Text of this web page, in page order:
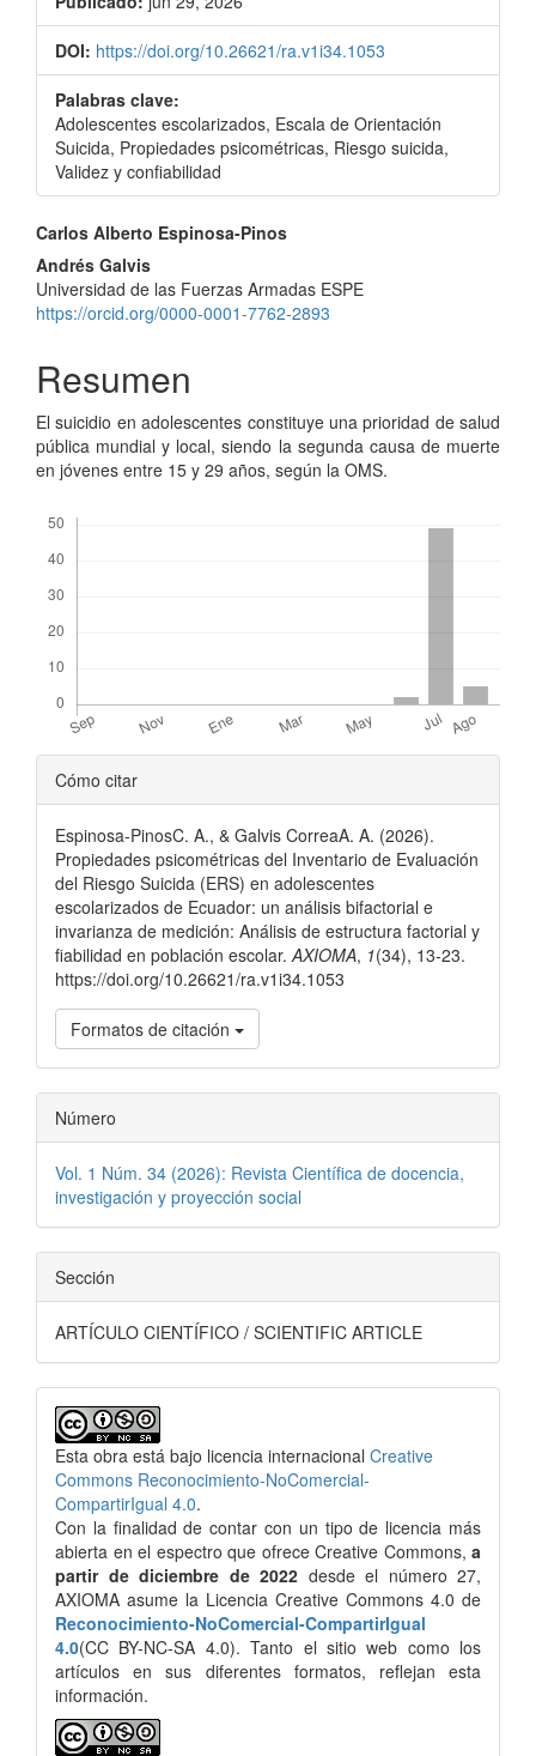
DOI: https://doi.org/10.26621/ra.v1i34.1053
Palabras clave:
Adolescentes escolarizados, Escala de Orientación
Suicida, Propiedades psicométricas, Riesgo suicida,
Validez y confiabilidad
Contenido
principal
del
artículo
Carlos Alberto Espinosa-Pinos
Andrés Galvis
Universidad de las Fuerzas Armadas ESPE
https://orcid.org/0000-0001-7762-2893
Resumen
El suicidio en adolescentes constituye una prioridad de salud
pública mundial y local, siendo la segunda causa de muerte
en jóvenes entre 15 y 29 años, según la OMS.
Detalles
del
artículo
Cómo citar
Espinosa-PinosC. A., & Galvis CorreaA. A. (2026).
Propiedades psicométricas del Inventario de Evaluación
del Riesgo Suicida (ERS) en adolescentes
escolarizados de Ecuador: un análisis bifactorial e
invarianza de medición: Análisis de estructura factorial y
fiabilidad en población escolar. AXIOMA, 1(34), 13-23.
https://doi.org/10.26621/ra.v1i34.1053
Formatos de citación
Número
Vol. 1 Núm. 34 (2026): Revista Científica de docencia,
investigación y proyección social
Sección
ARTÍCULO CIENTÍFICO / SCIENTIFIC ARTICLE
Esta obra está bajo licencia internacional Creative
Commons Reconocimiento-NoComercial-
CompartirIgual 4.0.
Con la finalidad de contar con un tipo de licencia más
abierta en el espectro que ofrece Creative Commons, a
partir de diciembre de 2022 desde el número 27,
AXIOMA asume la Licencia Creative Commons 4.0 de
Reconocimiento-NoComercial-CompartirIgual
4.0(CC BY-NC-SA 4.0). Tanto el sitio web como los
artículos en sus diferentes formatos, reflejan esta
información.